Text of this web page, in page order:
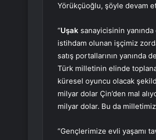
Yörükçüoğlu, şöyle devam
“Uşak sanayicisinin
istihdam olunan işçimiz
satış portallarının yanında
Türk milletinin elinde
küresel oyuncu olacak
milyar dolar Çin’den mal
milyar dolar. Bu da
“Gençlerimize evli yaşamı